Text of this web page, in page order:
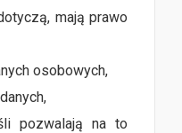
mają prawo
osobowych,
pozwalają na to